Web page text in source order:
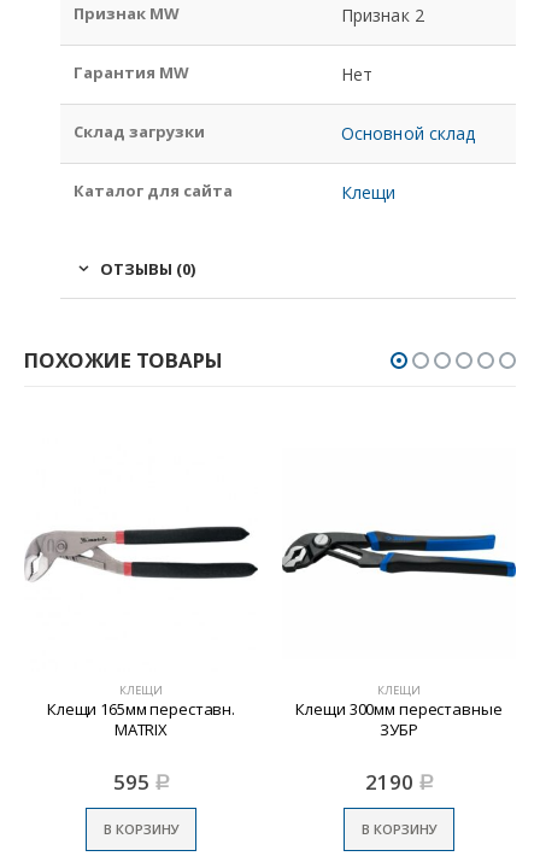
Признак MW Признак 2
Гарантия MW Нет
Склад загрузки Основной склад
Каталог для сайта Клещи
ОТЗЫВЫ (0)
ПОХОЖИЕ ТОВАРЫ
КЛЕЩИ
Клещи 165мм переставн.
MATRIX
595 Р
В КОРЗИНУ
КЛЕЩИ
Клещи 300мм переставные
ЗУБР
2190 Р
В КОРЗИНУ